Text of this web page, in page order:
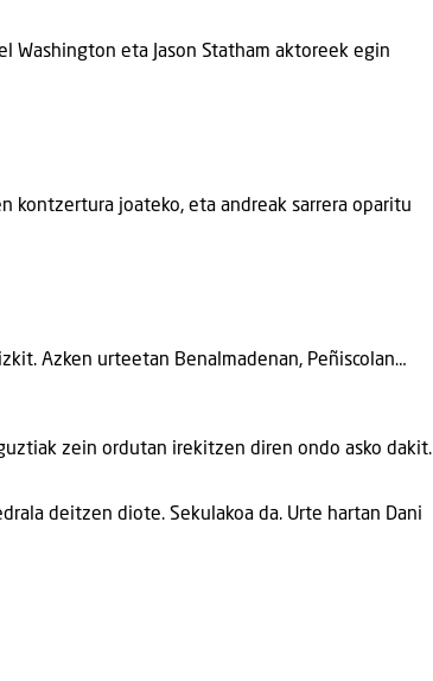
Washington eta Jason Statham aktoreek egin
kontzertura joateko, eta andreak sarrera oparitu
Azken urteetan Benalmadenan, Peñiscolan…
zein ordutan irekitzen diren ondo asko dakit.
deitzen diote. Sekulakoa da. Urte hartan Dani